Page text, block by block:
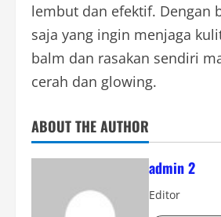
lembut dan efektif. Dengan
saja yang ingin menjaga
balm dan rasakan sendiri
cerah dan glowing.
ABOUT THE AUTHOR
admin 2
Editor